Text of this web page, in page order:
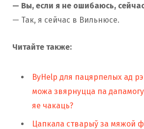
— Вы, если я не ошибаюсь,
— Так, я сейчас в Вильнюсе.
Читайте также:
ByHelp для пацярпелых ад
можа звярнуцца па дапамогу
яе чакаць?
Цапкала стварыў за мяжой